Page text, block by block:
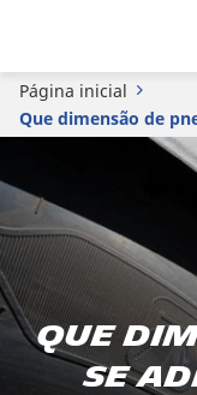
Página inicial
Que dimensão de
Que
se